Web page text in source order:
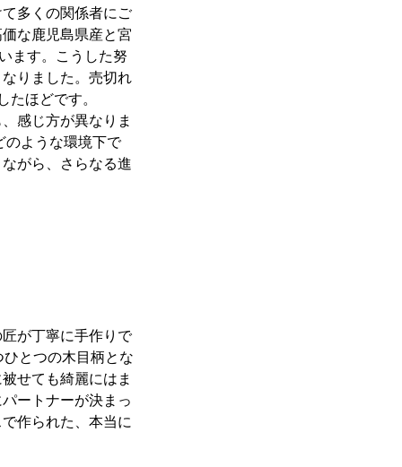
多くの関係者にご
な鹿児島県産と宮
ます。こうした努
りました。売切れ
ほどです。
感じ方が異なりま
のような環境下で
がら、さらなる進
が丁寧に手作りで
とつの木目柄とな
せても綺麗にはま
ートナーが決まっ
作られた、本当に